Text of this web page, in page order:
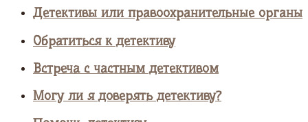
Детективы или правоохранительные органы
Обратиться к детективу
Встреча с частным детективом
Могу ли я доверять детективу?